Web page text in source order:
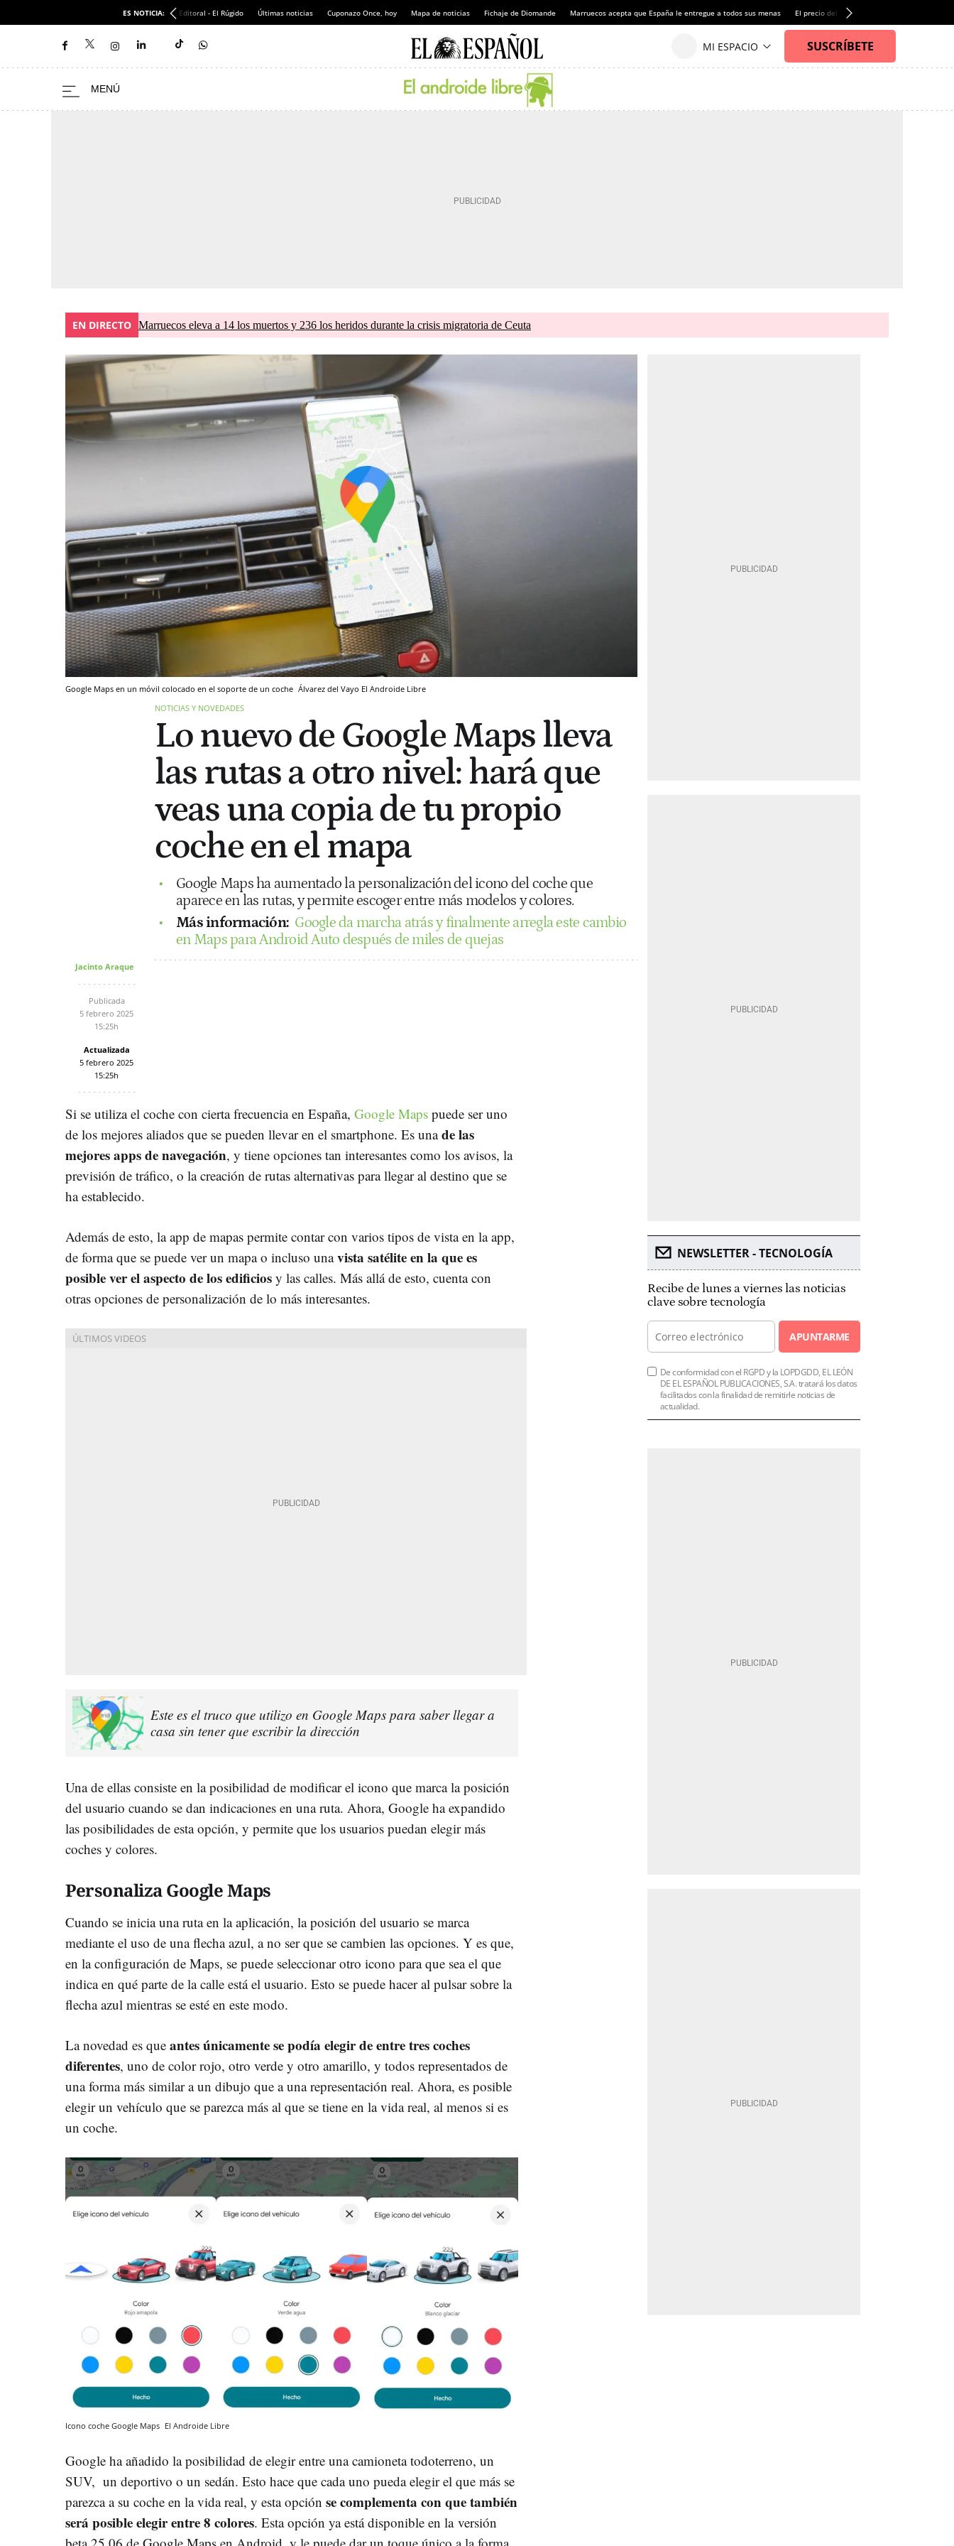
ES NOTICIA: Editoral - El Rúgido Últimas noticias Cuponazo Once, hoy Mapa de noticias Fichaje de Diomande Marruecos acepta que España le entregue a todos sus menas El precio del alquiler de vivienda baja por
EN DIRECTO Marruecos eleva a 14 los muertos y 236 los heridos durante la crisis migratoria de Ceuta
Google Maps en un móvil colocado en el soporte de un coche Álvarez del Vayo El Androide Libre
NOTICIAS Y NOVEDADES
Lo nuevo de Google Maps lleva
las rutas a otro nivel: hará que
veas una copia de tu propio
coche en el mapa
Google Maps ha aumentado la personalización del icono del coche que
aparece en las rutas, y permite escoger entre más modelos y colores.
Más información: Google da marcha atrás y finalmente arregla este cambio
en Maps para Android Auto después de miles de quejas
Jacinto Araque
Publicada
5 febrero 2025
15:25h
Actualizada
5 febrero 2025
15:25h
Si se utiliza el coche con cierta frecuencia en España, Google Maps puede ser uno
de los mejores aliados que se pueden llevar en el smartphone. Es unade las
mejores apps de navegación, y tiene opciones tan interesantes como los avisos, la
previsión de tráfico, o la creación de rutas alternativas para llegar al destino que se
ha establecido.
Además de esto, la app de mapas permite contar con varios tipos de vista en la app,
de forma que se puede ver un mapa o incluso unavista satélite en la que es
posible ver el aspecto de los edificios y las calles. Más allá de esto, cuenta con
otras opciones de personalización de lo más interesantes.
Este es el truco que utilizo en Google Maps para saber llegar a
casa sin tener que escribir la dirección
Una de ellas consiste en la posibilidad de modificar el icono que marca la posición
del usuario cuando se dan indicaciones en una ruta. Ahora, Google ha expandido
las posibilidades de esta opción, y permite que los usuarios puedan elegir más
coches y colores.
Personaliza Google Maps
Cuando se inicia una ruta en la aplicación, la posición del usuario se marca
mediante el uso de una flecha azul, a no ser que se cambien las opciones. Y es que,
en la configuración de Maps, se puede seleccionar otro icono para que sea el que
indica en qué parte de la calle está el usuario. Esto se puede hacer al pulsar sobre la
flecha azul mientras se esté en este modo.
La novedad es que antes únicamente se podía elegir de entre tres coches
diferentes, uno de color rojo, otro verde y otro amarillo, y todos representados de
una forma más similar a un dibujo que a una representación real. Ahora, es posible
elegir un vehículo que se parezca más al que se tiene en la vida real, al menos si es
un coche.
Icono coche Google Maps El Androide Libre
Google ha añadido la posibilidad de elegir entre una camioneta todoterreno, un
SUV, un deportivo o un sedán. Esto hace que cada uno pueda elegir el que más se
parezca a su coche en la vida real, y esta opción se complementa con que también
será posible elegir entre 8 colores. Esta opción ya está disponible en la versión
NEWSLETTER - TECNOLOGÍA
Recibe de lunes a viernes las noticias
clave sobre tecnología
APUNTARME
De conformidad con el RGPD y la LOPDGDD, EL LEÓN
DE EL ESPAÑOL PUBLICACIONES, S.A. tratará los datos
facilitados con la finalidad de remitirle noticias de
actualidad.